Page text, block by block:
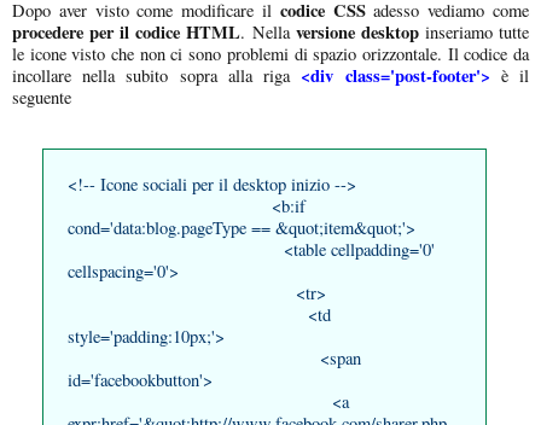
Dopo aver visto come modificare il codice CSSadesso vediamo come
procedere per il codice HTML. Nella versione desktopinseriamo tutte
le icone visto che non ci sono problemi di spazio orizzontale. Il codice da
incollare nella subito sopra alla riga <div class='post-footer'> è il
seguente
<!-- Icone sociali per il desktop inizio -->
<b:if
cond='data:blog.pageType == &quot;item&quot;'>
<table cellpadding='0'
cellspacing='0'>
<tr>
<td
style='padding:10px;'>
<span
id='facebookbutton'>
<a